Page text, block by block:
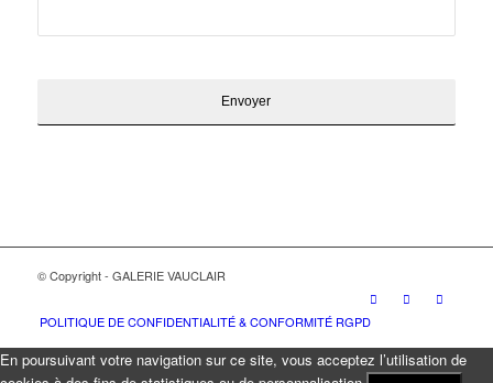
© Copyright - GALERIE VAUCLAIR
POLITIQUE DE CONFIDENTIALITÉ & CONFORMITÉ RGPD
En poursuivant votre navigation sur ce site, vous acceptez l’utilisation de